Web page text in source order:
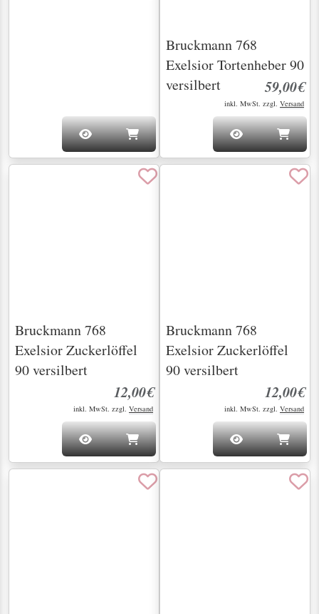
Exelsior Zuckerlöffel
90 versilbert
12,00€
Bruckmann 768
Exelsior Zuckerlöffel
90 versilbert
12,00€
Exelsior Zuckerlöffel
90 versilbert
Exelsior Zuckerlöffel
90 versilbert